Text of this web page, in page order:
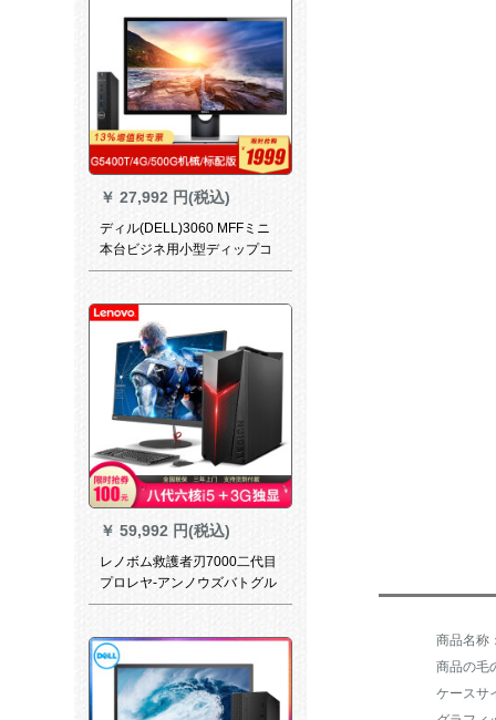
ズシリーズ本台の製図設計コ
ンピュータ本台i 7-7700/16
G/1 TB+128 GSSD 1060-3 G
カプコンオーダーメイド10
￥ 27,992 円(税込)
ディル(DELL)3060 MFFミニ
本台ビジネ用小型ディップコ
ンパクト本台全体は19.5イン
T/4 G/128 G固体/無線/標準装
備がまだあります。
￥ 59,992 円(税込)
レノボム救護者刃7000二代目
プロレヤ-アンノウズバトグル
ファミリー用ディック六代目I
商品の毛
ケースサ